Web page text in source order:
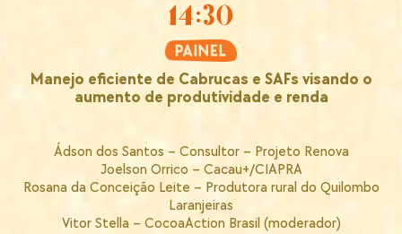
14:30
Manejo eficiente de Cabrucas e SAFs visando o
aumento de produtividade e renda
Ádson dos Santos – Consultor – Projeto Renova
Joelson Orrico – Cacau+/CIAPRA
Rosana da Conceição Leite – Produtora rural do Quilombo
Laranjeiras
Vitor Stella – CocoaAction Brasil (moderador)